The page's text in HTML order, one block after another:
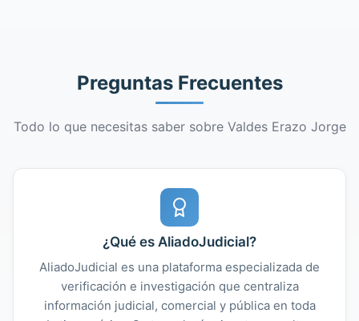
Preguntas Frecuentes
Todo lo que necesitas saber sobre Valdes Erazo Jorge
¿Qué es AliadoJudicial?
AliadoJudicial es una plataforma especializada de
verificación e investigación que centraliza
información judicial, comercial y pública en toda